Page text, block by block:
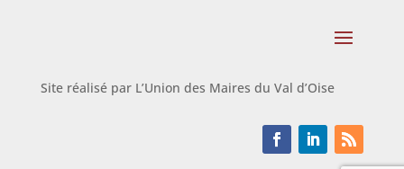
Site réalisé par L’Union des Maires du Val d’Oise